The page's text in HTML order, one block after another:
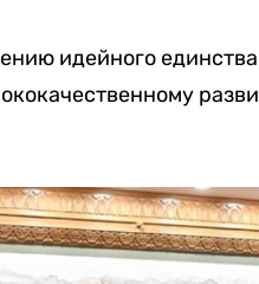
идейного